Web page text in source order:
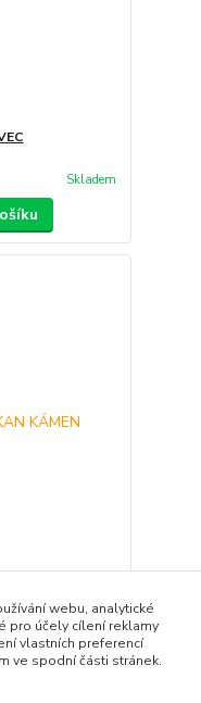
Skladem
Skladem
webu, analytické
pro účely cílení reklamy
vlastních preferencí
ve spodní části stránek.